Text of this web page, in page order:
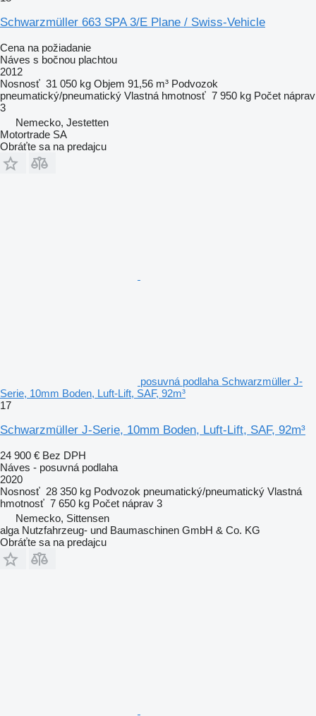
Schwarzmüller 663 SPA 3/E Plane / Swiss-Vehicle
Cena na požiadanie
Náves s bočnou plachtou
2012
Nosnosť 31 050 kg Objem 91,56 m³ Podvozok
pneumatický/pneumatický Vlastná hmotnosť 7 950 kg Počet náprav
3
Nemecko, Jestetten
Motortrade SA
Obráťte sa na predajcu
posuvná podlaha Schwarzmüller J-
Serie, 10mm Boden, Luft-Lift, SAF, 92m³
17
Schwarzmüller J-Serie, 10mm Boden, Luft-Lift, SAF, 92m³
24 900 € Bez DPH
Náves - posuvná podlaha
2020
Nosnosť 28 350 kg Podvozok pneumatický/pneumatický Vlastná
hmotnosť 7 650 kg Počet náprav 3
Nemecko, Sittensen
alga Nutzfahrzeug- und Baumaschinen GmbH & Co. KG
Obráťte sa na predajcu